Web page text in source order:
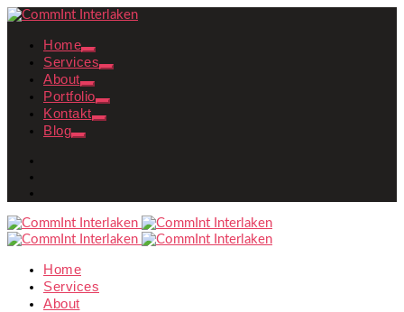
Home
Services
About
Portfolio
Kontakt
Blog
Home
Services
About